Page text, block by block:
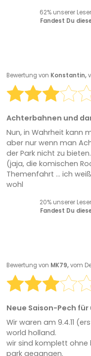
62% unserer
Fandest Du
Bewertung von Konstantin,
Achterbahnen und
Nun, in Wahrheit kann
aber nur wenn man
der Park nicht zu
(jaja, die komischen
Themenfahrt ... ich
wohl
20% unserer
Fandest Du
Bewertung von MK79,vom
Neue Saison-Pech für
Wir waren am 9.4.11
world holland.
wir sind komplett
park gegangen.